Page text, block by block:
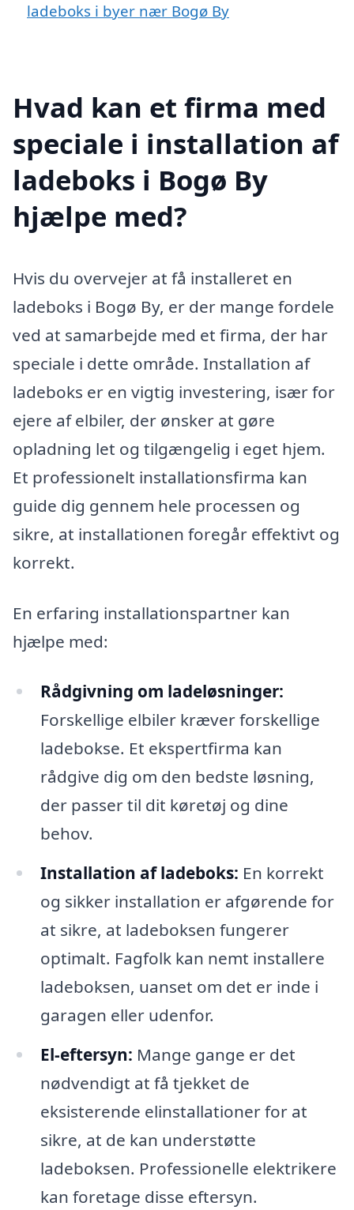
ladeboks i byer nær Bogø By
Hvad kan et firma med
speciale i installation af
ladeboks i Bogø By
hjælpe med?
Hvis du overvejer at få installeret en
ladeboks i Bogø By, er der mange fordele
ved at samarbejde med et firma, der har
speciale i dette område. Installation af
ladeboks er en vigtig investering, især for
ejere af elbiler, der ønsker at gøre
opladning let og tilgængelig i eget hjem.
Et professionelt installationsfirma kan
guide dig gennem hele processen og
sikre, at installationen foregår effektivt og
korrekt.
En erfaring installationspartner kan
hjælpe med:
Rådgivning om ladeløsninger:
Forskellige elbiler kræver forskellige
ladebokse. Et ekspertfirma kan
rådgive dig om den bedste løsning,
der passer til dit køretøj og dine
behov.
Installation af ladeboks: En korrekt
og sikker installation er afgørende for
at sikre, at ladeboksen fungerer
optimalt. Fagfolk kan nemt installere
ladeboksen, uanset om det er inde i
garagen eller udenfor.
El-eftersyn: Mange gange er det
nødvendigt at få tjekket de
eksisterende elinstallationer for at
sikre, at de kan understøtte
ladeboksen. Professionelle elektrikere
kan foretage disse eftersyn.